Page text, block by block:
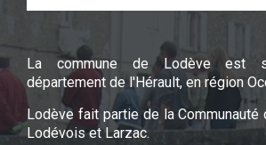
La commune de Lodève est
département de l'Hérault, en région
Lodève fait partie de la Communauté
Lodévois et Larzac.